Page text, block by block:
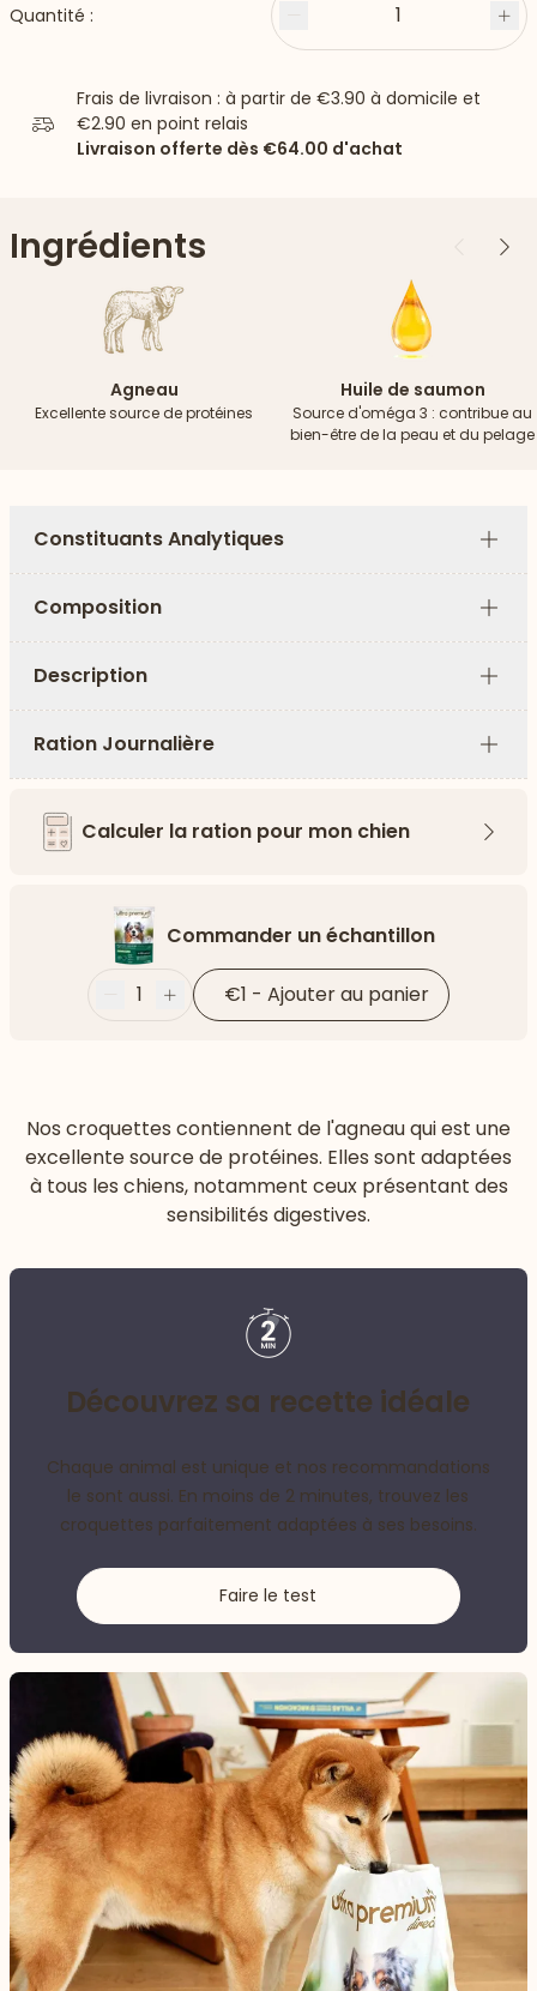
Quantité : Moins 1
Frais de livraison : à partir de €3.90 à domicile et
€2.90 en point relais
Livraison offerte dès €64.00 d'achat
Ingrédients Précédent
Agneau
Excellente source de protéines
Huile de saumon
Source d'oméga 3 : contribue au
bien-être de la peau et du pelage
Constituants Analytiques
Plus
Composition
Plus
Description
Plus
Ration Journalière
Plus
Calculer la ration pour mon chien
Commander un échantillon
Moins
1 Plus €1 - Ajouter au panier
Nos croquettes contiennent de l'agneau qui est une
excellente source de protéines. Elles sont adaptées
à tous les chiens, notamment ceux présentant des
sensibilités digestives.
Découvrez sa recette idéale
Chaque animal est unique et nos recommandations
le sont aussi. En moins de 2 minutes, trouvez les
croquettes parfaitement adaptées à ses besoins.
Faire le test